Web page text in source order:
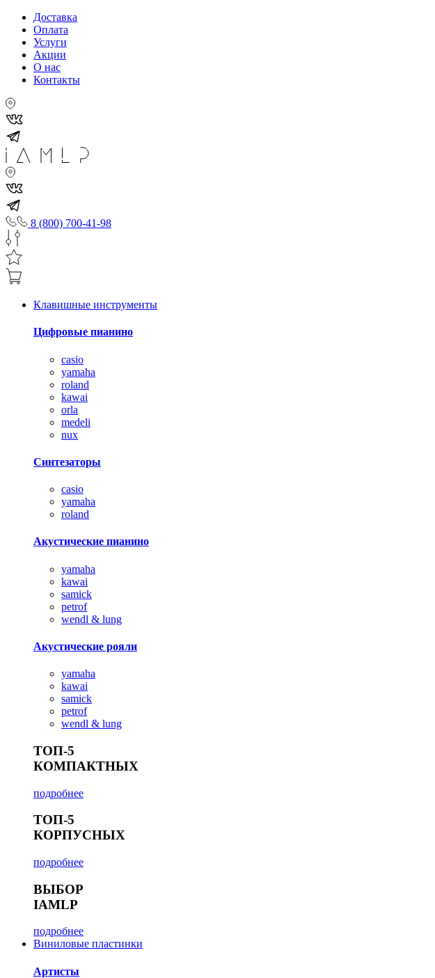
Доставка
Оплата
Услуги
Акции
О нас
Контакты
8 (800) 700-41-98
Клавишные инструменты
Цифровые пианино
casio
yamaha
roland
kawai
orla
medeli
nux
Синтезаторы
casio
yamaha
roland
Акустические пианино
yamaha
kawai
samick
petrof
wendl & lung
Акустические рояли
yamaha
kawai
samick
petrof
wendl & lung
ТОП-5
КОМПАКТНЫХ
подробнее
ТОП-5
КОРПУСНЫХ
подробнее
ВЫБОР
IAMLP
подробнее
Виниловые пластинки
Артисты